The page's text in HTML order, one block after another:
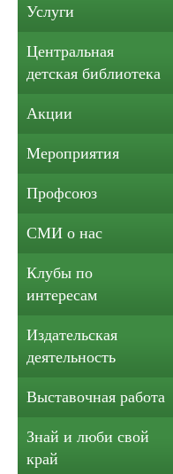
Услуги
Центральная
детская библиотека
Акции
Мероприятия
Профсоюз
СМИ о нас
Клубы по
интересам
Издательская
деятельность
Выставочная работа
Знай и люби свой
край